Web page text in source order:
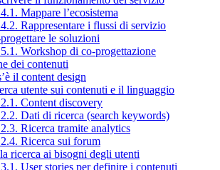
Mappare l’ecosistema
Rappresentare i flussi di servizio
le soluzioni
Workshop di co-progettazione
dei contenuti
il content design
utente sui contenuti e il linguaggio
Content discovery
Dati di ricerca (search keywords)
Ricerca tramite analytics
Ricerca sui forum
ricerca ai bisogni degli utenti
User stories per definire i contenuti